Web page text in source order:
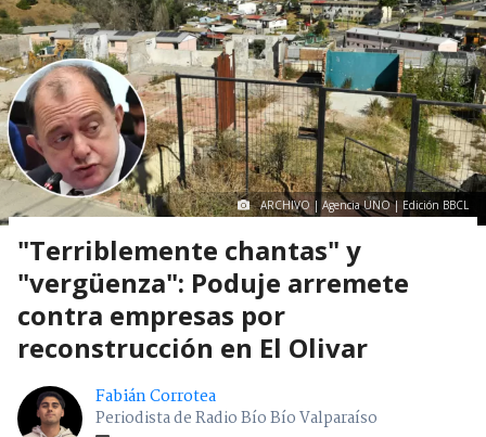
ARCHIVO | Agencia UNO | Edición BBCL
"Terriblemente chantas" y
"vergüenza": Poduje arremete
contra empresas por
reconstrucción en El Olivar
Fabián Corrotea
Periodista de Radio Bío Bío Valparaíso